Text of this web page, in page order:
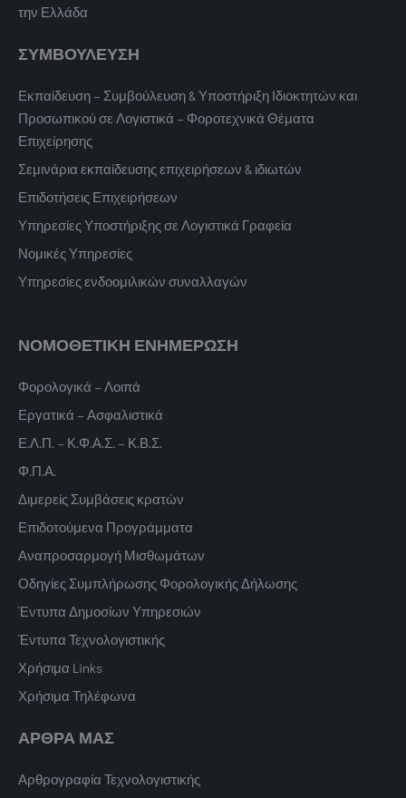
την Ελλάδα
ΣΥΜΒΟΥΛΕΥΣΗ
Εκπαίδευση – Συμβούλευση & Υποστήριξη Ιδιοκτητών και
Προσωπικού σε Λογιστικά – Φοροτεχνικά Θέματα
Επιχείρησης
Σεμινάρια εκπαίδευσης επιχειρήσεων & ιδιωτών
Επιδοτήσεις Επιχειρήσεων
Υπηρεσίες Υποστήριξης σε Λογιστικά Γραφεία
Νομικές Υπηρεσίες
Υπηρεσίες ενδοομιλικών συναλλαγών
ΝΟΜΟΘΕΤΙΚΗ ΕΝΗΜΕΡΩΣΗ
Φορολογικά – Λοιπά
Εργατικά – Ασφαλιστικά
Ε.Λ.Π. – Κ.Φ.Α.Σ. – Κ.Β.Σ.
Φ.Π.Α.
Διμερείς Συμβάσεις κρατών
Επιδοτούμενα Προγράμματα
Αναπροσαρμογή Μισθωμάτων
Οδηγίες Συμπλήρωσης Φορολογικής Δήλωσης
Έντυπα Δημοσίων Υπηρεσιών
Έντυπα Τεχνολογιστικής
Χρήσιμα Links
Χρήσιμα Τηλέφωνα
ΑΡΘΡΑ ΜΑΣ
Αρθρογραφία Τεχνολογιστικής